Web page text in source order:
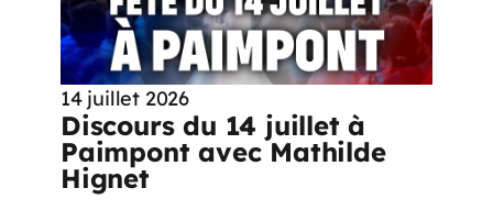
14 juillet 2026
Discours du 14 juillet à
Paimpont avec Mathilde
Hignet